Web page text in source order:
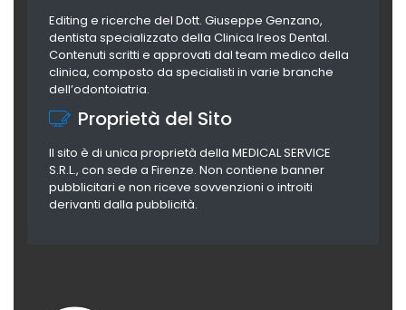
Editing e ricerche del Dott. Giuseppe Genzano,
dentista specializzato della Clinica Ireos Dental.
Contenuti scritti e approvati dal team medico della
clinica, composto da specialisti in varie branche
dell’odontoiatria.
Proprietà del Sito
Il sito è di unica proprietà della MEDICAL SERVICE
S.R.L., con sede a Firenze. Non contiene banner
pubblicitari e non riceve sovvenzioni o introiti
derivanti dalla pubblicità.